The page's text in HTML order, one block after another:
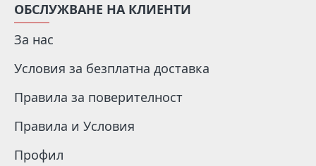
ОБСЛУЖВАНЕ НА КЛИЕНТИ
За нас
Условия за безплатна доставка
Правила за поверителност
Правила и Условия
Профил